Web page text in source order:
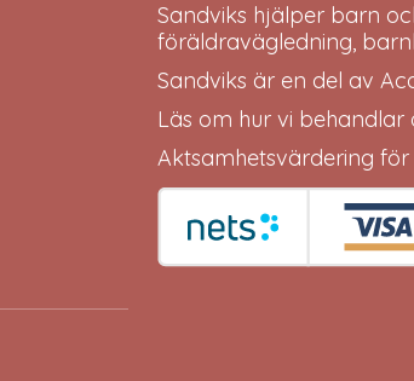
Sandviks hjälper barn
föräldravägledning,
Sandviks är en del av
Läs om hur vi behandlar
Aktsamhetsvärdering för